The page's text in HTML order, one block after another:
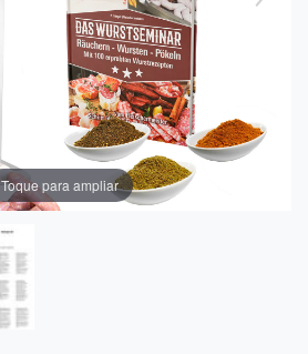
Toque para ampliar